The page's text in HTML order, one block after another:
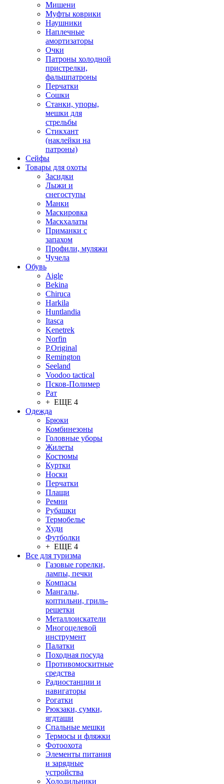
Мишени
Муфты коврики
Наушники
Наплечные
амортизаторы
Очки
Патроны холодной
пристрелки,
фальшпатроны
Перчатки
Сошки
Станки, упоры,
мешки для
стрельбы
Стикхант
(наклейки на
патроны)
Сейфы
Товары для охоты
Засидки
Лыжи и
снегоступы
Манки
Маскировка
Маскхалаты
Приманки с
запахом
Профили, муляжи
Чучела
Обувь
Aigle
Bekina
Chiruсa
Harkila
Huntlandia
Itasca
Kenetrek
Norfin
P.Original
Remington
Seeland
Voodoo tactical
Псков-Полимер
Рат
+ ЕЩЕ 4
Одежда
Брюки
Комбинезоны
Головные уборы
Жилеты
Костюмы
Куртки
Носки
Перчатки
Плащи
Ремни
Рубашки
Термобелье
Худи
Футболки
+ ЕЩЕ 4
Все для туризма
Газовые горелки,
лампы, печки
Компасы
Мангалы,
коптильни, гриль-
решетки
Металлоискатели
Многоцелевой
инструмент
Палатки
Походная посуда
Противомоскитные
средства
Радиостанции и
навигаторы
Рогатки
Рюкзаки, сумки,
ягдташи
Спальные мешки
Термосы и фляжки
Фотоохота
Элементы питания
и зарядные
устройства
Холодильники